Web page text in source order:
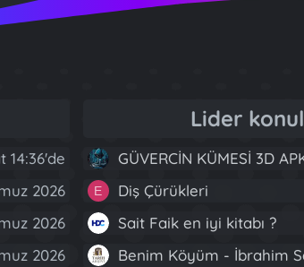
14:36'de
2026
2026
2026
Lider
GÜVERCİN KÜMESİ 3D
E Diş Çürükleri
Sait Faik en iyi kitabı ?
Benim Köyüm - İbrahim